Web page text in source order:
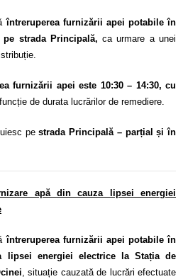
întreruperea furnizării apei potabile în
strada Principală, ca urmare a unei
furnizării apei este 10:30 – 14:30, cu
funcție de durata lucrărilor de remediere.
pestrada Principală – parțial și în
apă din cauza lipsei energiei
întreruperea furnizării apei potabile în
lipsei energiei electrice la Stația de
, situație cauzată de lucrări efectuate